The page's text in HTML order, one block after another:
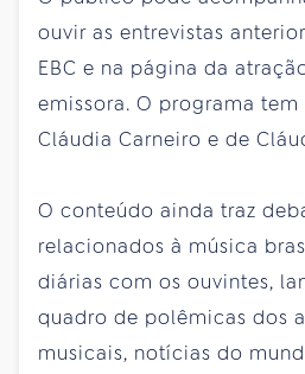
ouvir as entrevistas
EBC e na página da
emissora. O programa
Cláudia Carneiro e de
O conteúdo ainda traz
relacionados à música
diárias com os ouvintes,
quadro de polêmicas dos
musicais, notícias do